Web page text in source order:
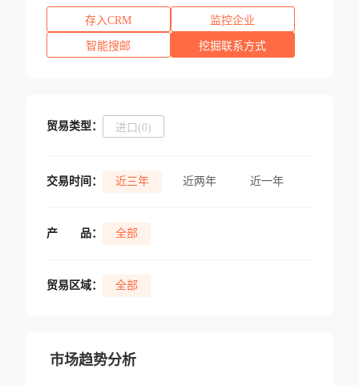
存入CRM 监控企业
智能搜邮 挖掘联系方式
贸易类型： 进口(0)
交易时间： 近三年 近两年 近一年
产 品： 全部
贸易区域： 全部
市场趋势分析